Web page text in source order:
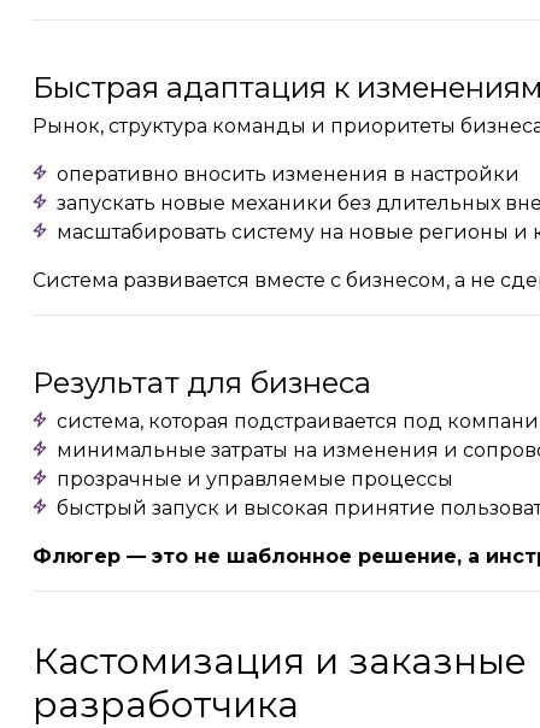
Быстрая адаптация к
Рынок, структура команды и приоритеты
оперативно вносить изменения в настройки
запускать новые механики без длительных
масштабировать систему на новые регионы и
Система развивается вместе с бизнесом, а не
Результат для бизнеса
система, которая подстраивается под
минимальные затраты на изменения и
прозрачные и управляемые процессы
быстрый запуск и высокая принятие
Флюгер — это не шаблонное решение, а
Кастомизация и
разработчика